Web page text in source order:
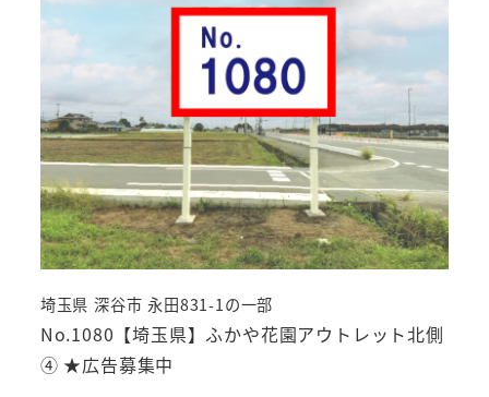
No.1080【埼玉県】ふかや花園アウトレット北側
④ ★広告募集中
埼玉県 深谷市 永田831-1の一部